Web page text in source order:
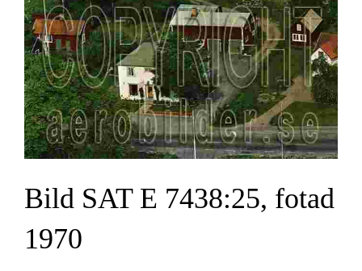
Bild SAT E 7438:25, fotad
1970